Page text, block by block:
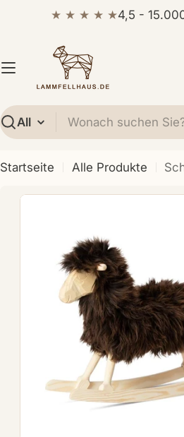
★ ★ ★ ★ ★4,5 -
Suchen
Startseite Alle Produkte
Öffnen Sie das Medium 0 im